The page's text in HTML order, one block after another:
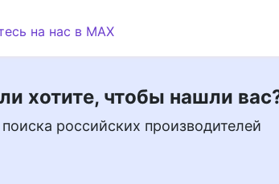
хотите, чтобы нашли
российских производителей
на нас в MAX